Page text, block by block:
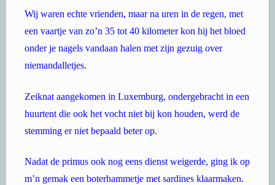
Wij waren echte vrienden, maar na uren in de regen, met
een vaartje van zo’n 35 tot 40 kilometer kon hij het bloed
onder je nagels vandaan halen met zijn gezuig over
niemandalletjes.
Zeiknat aangekomen in Luxemburg, ondergebracht in een
huurtent die ook het vocht niet bij kon houden, werd de
stemming er niet bepaald beter op.
Nadat de primus ook nog eens dienst weigerde, ging ik op
m’n gemak een boterhammetje met sardines klaarmaken.